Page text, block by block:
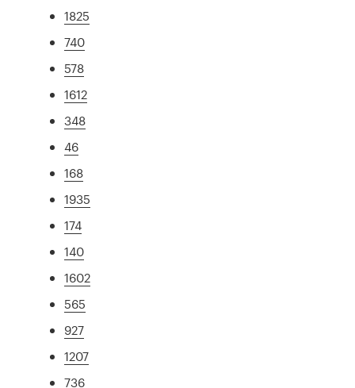
1825
740
578
1612
348
46
168
1935
174
140
1602
565
927
1207
736